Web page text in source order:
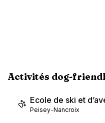
Activités dog-
Ecole de ski et
Peisey-Nancroix